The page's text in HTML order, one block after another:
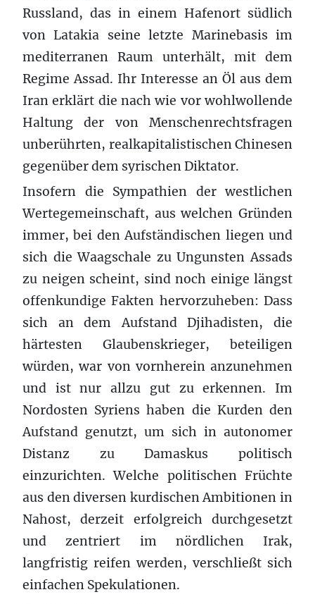
Russland, das in einem Hafenort südlich
von Latakia seine letzte Marinebasis im
mediterranen Raum unterhält, mit dem
Regime Assad. Ihr Interesse an Öl aus dem
Iran erklärt die nach wie vor wohlwollende
Haltung der von Menschenrechtsfragen
unberührten, realkapitalistischen Chinesen
gegenüber dem syrischen Diktator.
Insofern die Sympathien der westlichen
Wertegemeinschaft, aus welchen Gründen
immer, bei den Aufständischen liegen und
sich die Waagschale zu Ungunsten Assads
zu neigen scheint, sind noch einige längst
offenkundige Fakten hervorzuheben: Dass
sich an dem Aufstand Djihadisten, die
härtesten Glaubenskrieger, beteiligen
würden, war von vornherein anzunehmen
und ist nur allzu gut zu erkennen. Im
Nordosten Syriens haben die Kurden den
Aufstand genutzt, um sich in autonomer
Distanz zu Damaskus politisch
einzurichten. Welche politischen Früchte
aus den diversen kurdischen Ambitionen in
Nahost, derzeit erfolgreich durchgesetzt
und zentriert im nördlichen Irak,
langfristig reifen werden, verschließt sich
einfachen Spekulationen.